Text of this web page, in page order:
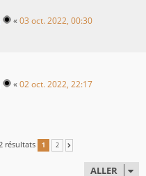
«03 oct. 2022, 00:30
«02 oct. 2022, 22:17
résultats 1 2
ALLER